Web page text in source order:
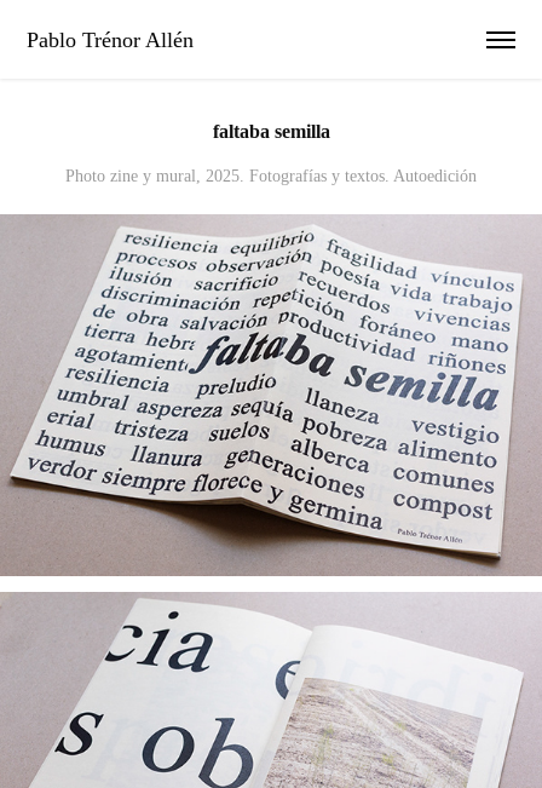
Pablo Trénor Allén
faltaba semilla
Photo zine y mural, 2025. Fotografías y textos. Autoedición